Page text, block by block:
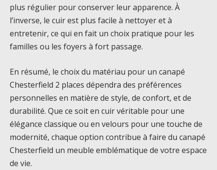
plus régulier pour conserver leur apparence. À
l’inverse, le cuir est plus facile à nettoyer et à
entretenir, ce qui en fait un choix pratique pour les
familles ou les foyers à fort passage.
En résumé, le choix du matériau pour un canapé
Chesterfield 2 places dépendra des préférences
personnelles en matière de style, de confort, et de
durabilité. Que ce soit en cuir véritable pour une
élégance classique ou en velours pour une touche de
modernité, chaque option contribue à faire du canapé
Chesterfield un meuble emblématique de votre espace
de vie.